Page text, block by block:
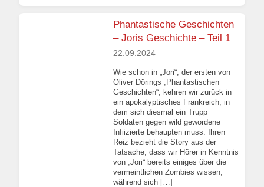
Phantastische Geschichten
– Joris Geschichte – Teil 1
22.09.2024
Wie schon in „Jori“, der ersten von
Oliver Dörings „Phantastischen
Geschichten“, kehren wir zurück in
ein apokalyptisches Frankreich, in
dem sich diesmal ein Trupp
Soldaten gegen wild gewordene
Infiizierte behaupten muss. Ihren
Reiz bezieht die Story aus der
Tatsache, dass wir Hörer in Kenntnis
von „Jori“ bereits einiges über die
vermeintlichen Zombies wissen,
während sich […]